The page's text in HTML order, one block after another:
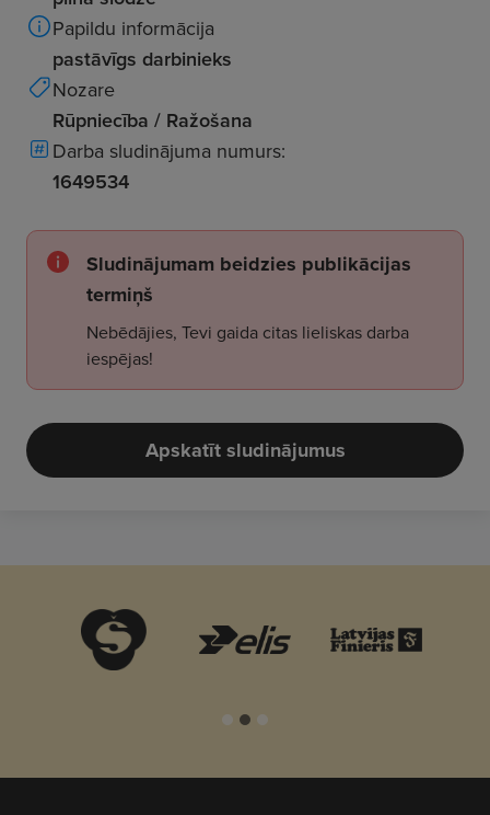
Papildu informācija
pastāvīgs darbinieks
Nozare
Rūpniecība / Ražošana
Darba sludinājuma numurs:
1649534
Sludinājumam beidzies publikācijas
termiņš
Nebēdājies, Tevi gaida citas lieliskas darba
iespējas!
Apskatīt sludinājumus